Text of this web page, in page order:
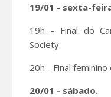
19/01 - sexta-
19h - Final do
Society.
20h - Final
20/01 - sábado.